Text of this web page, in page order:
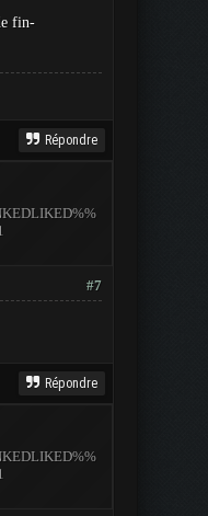
fin-
Répondre
#7
Répondre